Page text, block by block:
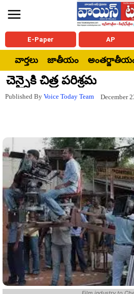
E-Paper AP
వార్తలు జాతీయం
చెన్నైకి చిత్ర పరిశ్రమ
Published By Voice Today Team December